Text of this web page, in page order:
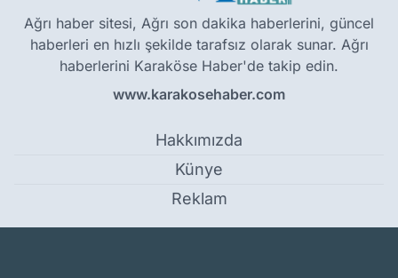
Ağrı haber sitesi, Ağrı son dakika haberlerini, güncel
haberleri en hızlı şekilde tarafsız olarak sunar. Ağrı
haberlerini Karaköse Haber'de takip edin.
www.karakosehaber.com
Hakkımızda
Künye
Reklam